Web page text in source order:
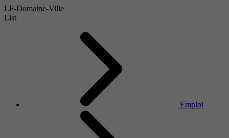
LF-Domaine-Ville
List
Emploi